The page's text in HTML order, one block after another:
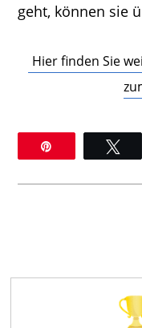
geht, können sie
Hier finden Sie